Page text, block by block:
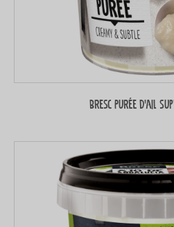
Bresc Purée d’ail